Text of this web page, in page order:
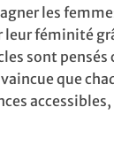
les
féminité
sont pensés
que